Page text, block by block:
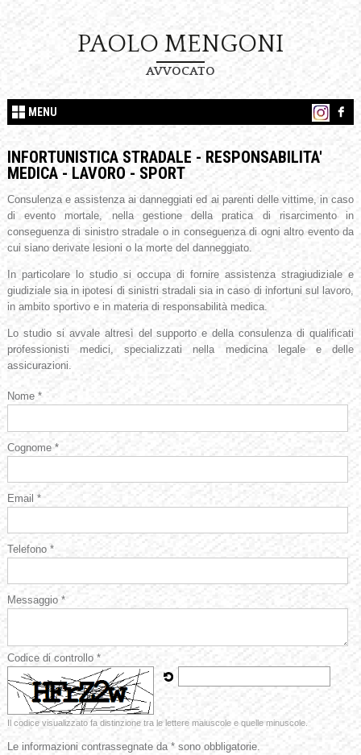
PAOLO MENGONI
AVVOCATO
MENU
INFORTUNISTICA STRADALE - RESPONSABILITA'
MEDICA - LAVORO - SPORT
Consulenza e assistenza ai danneggiati ed ai parenti delle vittime, in caso
di evento mortale, nella gestione della pratica di risarcimento in
conseguenza di sinistro stradale o in conseguenza di ogni altro evento da
cui siano derivate lesioni o la morte del danneggiato.
In particolare lo studio si occupa di fornire assistenza stragiudiziale e
giudiziale sia in ipotesi di sinistri stradali sia in caso di infortuni sul lavoro,
in ambito sportivo e in materia di responsabilità medica.
Lo studio si avvale altresì del supporto e della consulenza di qualificati
professionisti medici, specializzati nella medicina legale e delle
assicurazioni.
Nome *
Cognome *
Email *
Telefono *
Messaggio *
Codice di controllo *
Il codice visualizzato fa distinzione tra le lettere maiuscole e quelle minuscole.
Le informazioni contrassegnate da * sono obbligatorie.